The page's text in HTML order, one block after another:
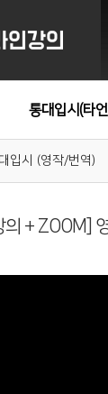
통대입시(타
입시 (영작/번역)
의 + ZOOM]